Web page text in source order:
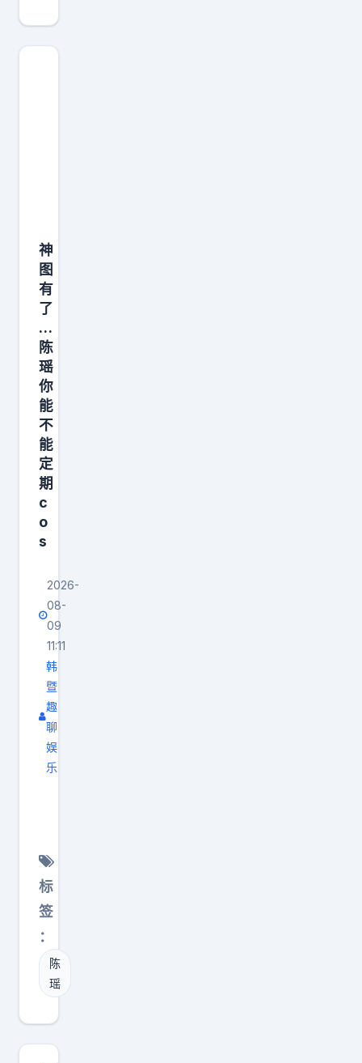
，
率
增
大
抢
到
的
好
位
置
如
果
开
在
方
便
换
座
让
同
担
回
理
越
多
的
人
去
，
开
神
图
有
了
…
陈
瑶
你
能
不
能
定
期
c
o
s
2026-
08-
09
11:11
韩
暨
趣
聊
娱
乐
了
…
陈
你
能
不
标
签
：
陈
瑶